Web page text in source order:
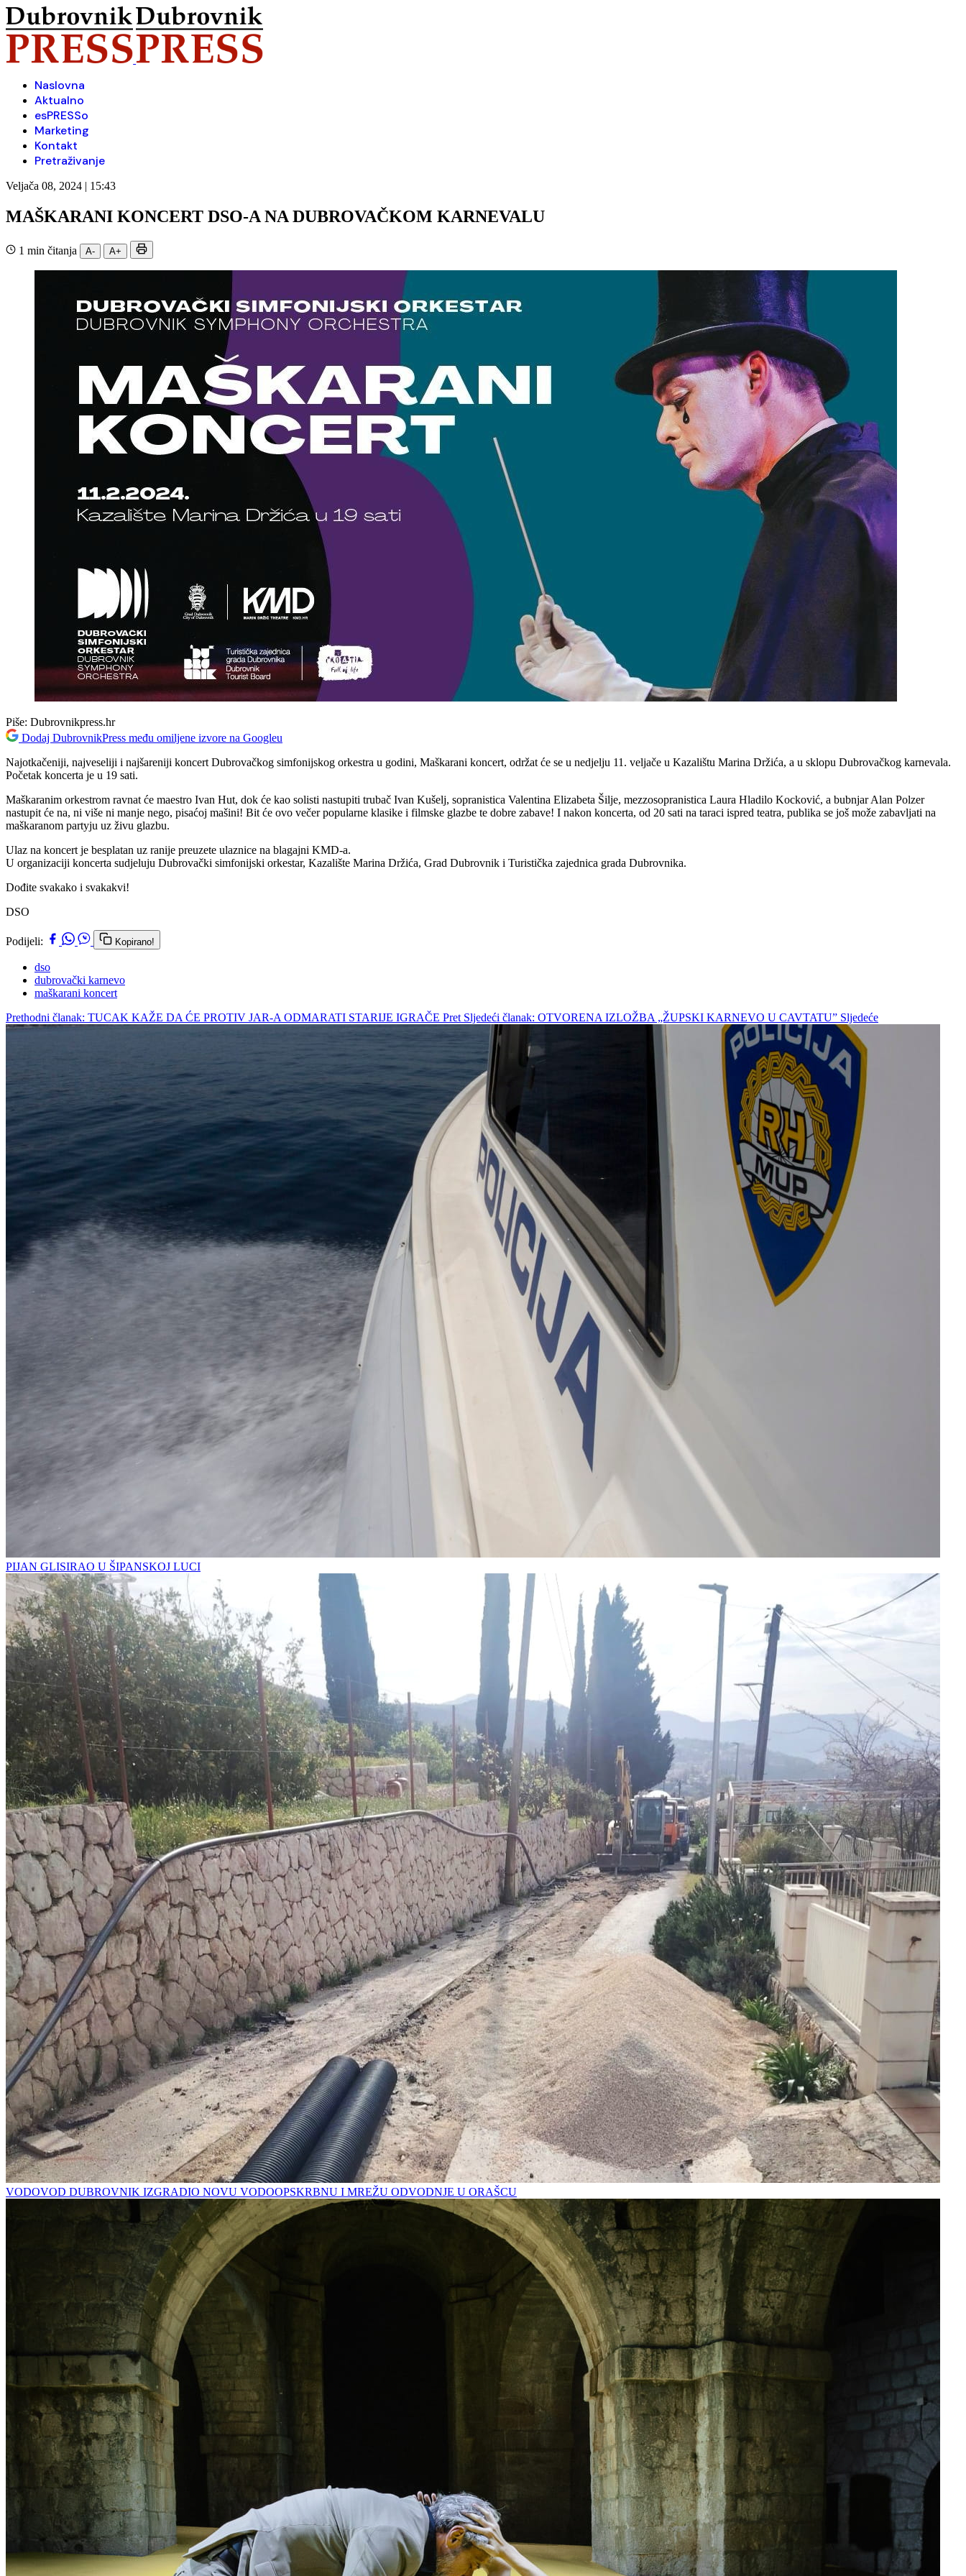
Naslovna
Aktualno
esPRESSo
Marketing
Kontakt
Pretraživanje
Veljača 08, 2024 | 15:43
MAŠKARANI KONCERT DSO-A NA DUBROVAČKOM KARNEVALU
1 min čitanja A- A+
Piše: Dubrovnikpress.hr
Dodaj DubrovnikPress među omiljene izvore na Googleu
Najotkačeniji, najveseliji i najšareniji koncert Dubrovačkog simfonijskog orkestra u godini, Maškarani koncert, održat će se u nedjelju 11. veljače u Kazalištu Marina Držića, a u sklopu Dubrovačkog karnevala.
Početak koncerta je u 19 sati.
Maškaranim orkestrom ravnat će maestro Ivan Hut, dok će kao solisti nastupiti trubač Ivan Kušelj, sopranistica Valentina Elizabeta Šilje, mezzosopranistica Laura Hladilo Kocković, a bubnjar Alan Polzer
nastupit će na, ni više ni manje nego, pisaćoj mašini! Bit će ovo večer popularne klasike i filmske glazbe te dobre zabave! I nakon koncerta, od 20 sati na taraci ispred teatra, publika se još može zabavljati na
maškaranom partyju uz živu glazbu.
Ulaz na koncert je besplatan uz ranije preuzete ulaznice na blagajni KMD-a.
U organizaciji koncerta sudjeluju Dubrovački simfonijski orkestar, Kazalište Marina Držića, Grad Dubrovnik i Turistička zajednica grada Dubrovnika.
Dođite svakako i svakakvi!
DSO
Podijeli: Kopirano!
dso
dubrovački karnevo
maškarani koncert
Prethodni članak: TUCAK KAŽE DA ĆE PROTIV JAR-A ODMARATI STARIJE IGRAČE Pret Sljedeći članak: OTVORENA IZLOŽBA „ŽUPSKI KARNEVO U CAVTATU” Sljedeće
PIJAN GLISIRAO U ŠIPANSKOJ LUCI
VODOVOD DUBROVNIK IZGRADIO NOVU VODOOPSKRBNU I MREŽU ODVODNJE U ORAŠCU